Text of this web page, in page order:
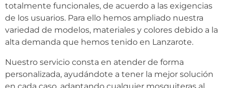
totalmente funcionales, de acuerdo a las exigencias
de los usuarios. Para ello hemos ampliado nuestra
variedad de modelos, materiales y colores debido a la
alta demanda que hemos tenido en Lanzarote.
Nuestro servicio consta en atender de forma
personalizada, ayudándote a tener la mejor solución
en cada caso, adaptando cualquier mosquiteras al